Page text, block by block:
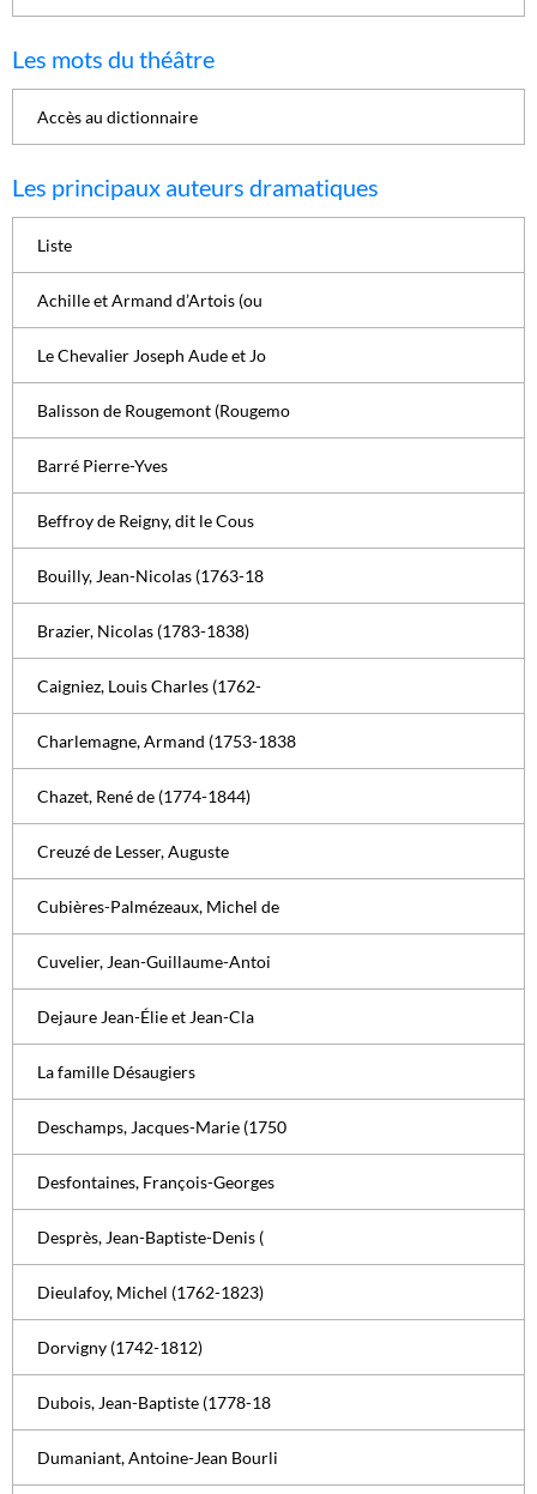
Les mots du théâtre
Accès au dictionnaire
Les principaux auteurs dramatiques
Liste
Achille et Armand d’Artois (ou
Le Chevalier Joseph Aude et Jo
Balisson de Rougemont (Rougemo
Barré Pierre-Yves
Beffroy de Reigny, dit le Cous
Bouilly, Jean-Nicolas (1763-18
Brazier, Nicolas (1783-1838)
Caigniez, Louis Charles (1762-
Charlemagne, Armand (1753-1838
Chazet, René de (1774-1844)
Creuzé de Lesser, Auguste
Cubières-Palmézeaux, Michel de
Cuvelier, Jean-Guillaume-Antoi
Dejaure Jean-Élie et Jean-Cla
La famille Désaugiers
Deschamps, Jacques-Marie (1750
Desfontaines, François-Georges
Desprès, Jean-Baptiste-Denis (
Dieulafoy, Michel (1762-1823)
Dorvigny (1742-1812)
Dubois, Jean-Baptiste (1778-18
Dumaniant, Antoine-Jean Bourli